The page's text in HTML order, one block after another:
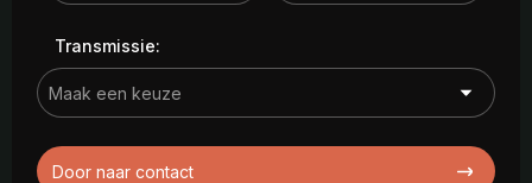
Transmissie:
Door naar contact